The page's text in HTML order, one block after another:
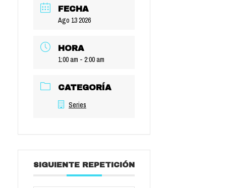
FECHA
Ago 13 2026
HORA
1:00 am - 2:00 am
CATEGORÍA
Series
SIGUIENTE REPETICIÓN